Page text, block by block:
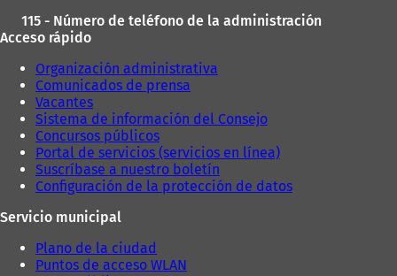
115 - Número de teléfono de la administración
Acceso rápido
Organización administrativa
Comunicados de prensa
Vacantes
Sistema de información del Consejo
Concursos públicos
Portal de servicios (servicios en línea)
Suscríbase a nuestro boletín
Configuración de la protección de datos
Servicio municipal
Plano de la ciudad
Puntos de acceso WLAN